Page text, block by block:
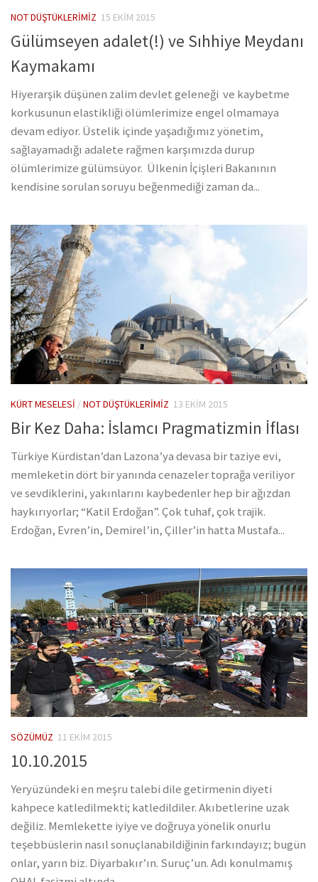
NOT DÜŞTÜKLERIMIZ 15 EKIM 2015
Gülümseyen adalet(!) ve Sıhhiye Meydanı
Kaymakamı
Hiyerarşik düşünen zalim devlet geleneği ve kaybetme
korkusunun elastikliği ölümlerimize engel olmamaya
devam ediyor. Üstelik içinde yaşadığımız yönetim,
sağlayamadığı adalete rağmen karşımızda durup
ölümlerimize gülümsüyor. Ülkenin İçişleri Bakanının
kendisine sorulan soruyu beğenmediği zaman da...
KÜRT MESELESI /NOT DÜŞTÜKLERIMIZ 13 EKIM 2015
Bir Kez Daha: İslamcı Pragmatizmin İflası
Türkiye Kürdistan’dan Lazona’ya devasa bir taziye evi,
memleketin dört bir yanında cenazeler toprağa veriliyor
ve sevdiklerini, yakınlarını kaybedenler hep bir ağızdan
haykırıyorlar; “Katil Erdoğan”. Çok tuhaf, çok trajik.
Erdoğan, Evren’in, Demirel’in, Çiller’in hatta Mustafa...
SÖZÜMÜZ 11 EKIM 2015
10.10.2015
Yeryüzündeki en meşru talebi dile getirmenin diyeti
kahpece katledilmekti; katledildiler. Akıbetlerine uzak
değiliz. Memlekette iyiye ve doğruya yönelik onurlu
teşebbüslerin nasıl sonuçlanabildiğinin farkındayız; bugün
onlar, yarın biz. Diyarbakır’ın. Suruç’un. Adı konulmamış